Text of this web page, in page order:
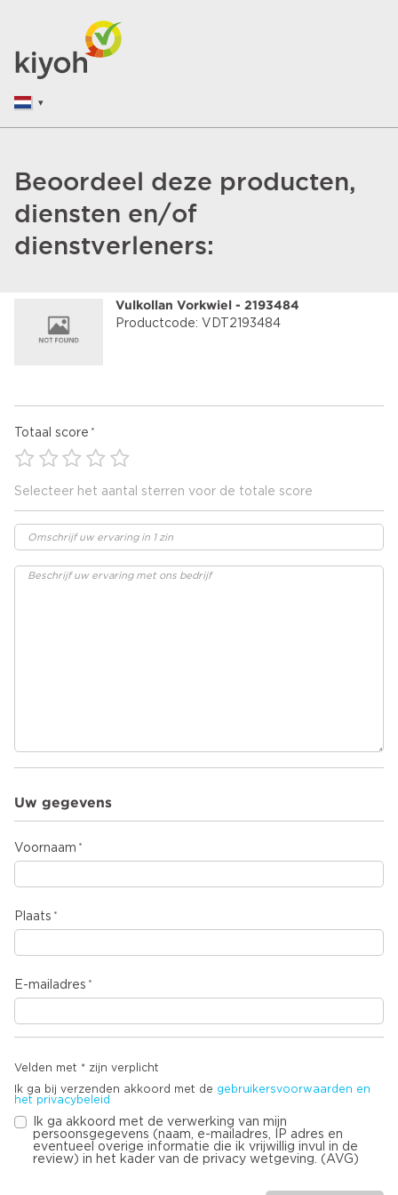
Beoordeel deze producten,
diensten en/of
dienstverleners:
Vulkollan Vorkwiel - 2193484
Productcode: VDT2193484
Totaal score
Selecteer het aantal sterren voor de totale score
Uw gegevens
Voornaam
Plaats
E-mailadres
Velden met * zijn verplicht
Ik ga bij verzenden akkoord met de gebruikersvoorwaarden en
het privacybeleid
Ik ga akkoord met de verwerking van mijn
persoonsgegevens (naam, e-mailadres, IP adres en
eventueel overige informatie die ik vrijwillig invul in de
review) in het kader van de privacy wetgeving. (AVG)